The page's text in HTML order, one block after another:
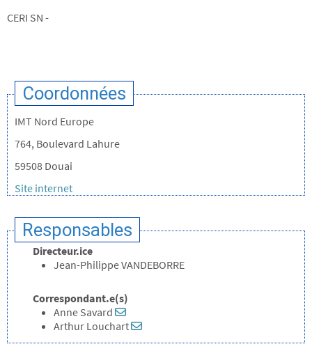
CERI SN -
Coordonnées
IMT Nord Europe
764, Boulevard Lahure
59508 Douai
Site internet
Responsables
Directeur.ice
Jean-Philippe VANDEBORRE
Correspondant.e(s)
Anne Savard
Arthur Louchart